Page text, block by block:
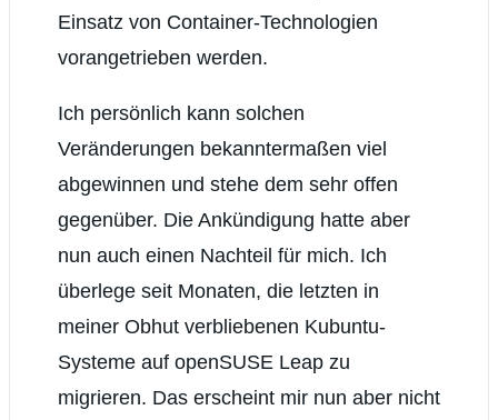
Einsatz von Container-Technologien
vorangetrieben werden.
Ich persönlich kann solchen
Veränderungen bekanntermaßen viel
abgewinnen und stehe dem sehr offen
gegenüber. Die Ankündigung hatte aber
nun auch einen Nachteil für mich. Ich
überlege seit Monaten, die letzten in
meiner Obhut verbliebenen Kubuntu-
Systeme auf openSUSE Leap zu
migrieren. Das erscheint mir nun aber nicht